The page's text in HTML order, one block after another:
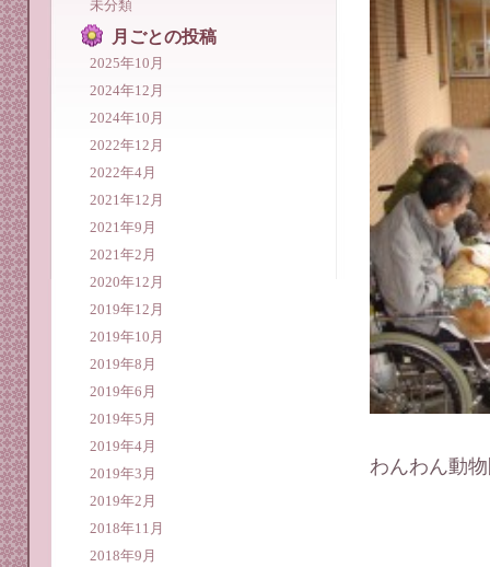
わんわん動
未分類
月ごとの投稿
2025年10月
2024年12月
2024年10月
2022年12月
2022年4月
2021年12月
2021年9月
2021年2月
2020年12月
2019年12月
2019年10月
2019年8月
2019年6月
2019年5月
2019年4月
2019年3月
2019年2月
2018年11月
2018年9月